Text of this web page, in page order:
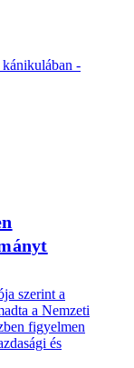
-
szerint a
a Nemzeti
figyelmen
és